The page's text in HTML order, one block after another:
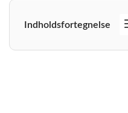
Indholdsfortegnelse